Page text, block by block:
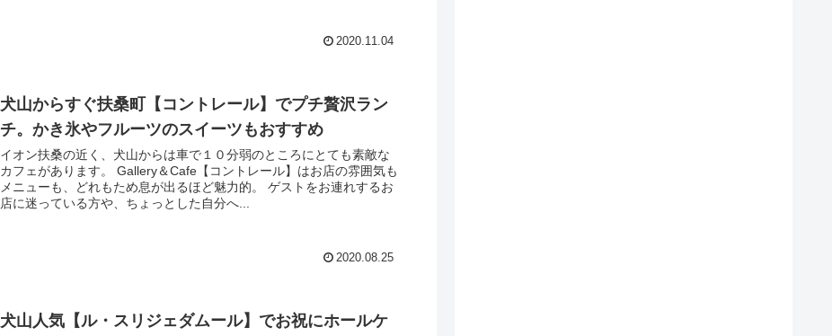
2020.11.04
犬山からすぐ扶桑町【コントレール】でプチ贅沢ラン
チ。かき氷やフルーツのスイーツもおすすめ
イオン扶桑の近く、犬山からは車で１０分弱のところにとても素敵な
カフェがあります。 Gallery＆Cafe【コントレール】はお店の雰囲気も
メニューも、どれもため息が出るほど魅力的。 ゲストをお連れするお
店に迷っている方や、ちょっとした自分へ...
2020.08.25
犬山人気【ル・スリジェダムール】でお祝にホールケ